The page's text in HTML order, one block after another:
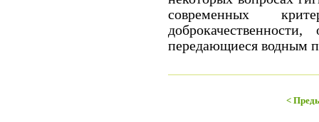
современных
передающиеся водным
<